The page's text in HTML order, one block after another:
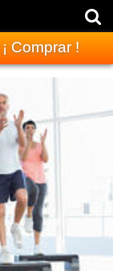
¡ Comprar !